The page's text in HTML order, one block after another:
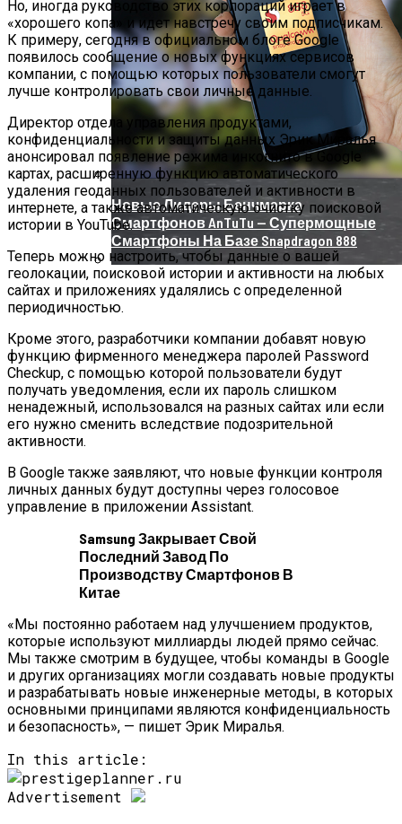
Китай Готовит Путешествие К Луне
Новые Лидеры Бенчмарка
Смартфонов AnTuTu — Супермощные
Смартфоны На Базе Snapdragon 888
Но, иногда руководство этих корпораций играет в
«хорошего копа» и идет навстречу своим подписчикам.
К примеру, сегодня в официальном блоге Google
появилось сообщение о новых функциях сервисов
компании, с помощью которых пользователи смогут
лучше контролировать свои личные данные.
Директор отдела управления продуктами,
конфиденциальности и защиты данных Эрик Миралья
анонсировал появление режима инкогнито в Google
картах, расширенную функцию автоматического
удаления геоданных пользователей и активности в
интернете, а также автоматическую очистку поисковой
истории в YouTube.
Теперь можно настроить, чтобы данные о вашей
геолокации, поисковой истории и активности на любых
сайтах и приложениях удалялись с определенной
периодичностью.
Кроме этого, разработчики компании добавят новую
функцию фирменного менеджера паролей Password
Checkup, с помощью которой пользователи будут
получать уведомления, если их пароль слишком
ненадежный, использовался на разных сайтах или если
его нужно сменить вследствие подозрительной
активности.
В Google также заявляют, что новые функции контроля
личных данных будут доступны через голосовое
управление в приложении Assistant.
Samsung Закрывает Свой
Последний Завод По
Производству Смартфонов В
Китае
«Мы постоянно работаем над улучшением продуктов,
которые используют миллиарды людей прямо сейчас.
Мы также смотрим в будущее, чтобы команды в Google
и других организациях могли создавать новые продукты
и разрабатывать новые инженерные методы, в которых
основными принципами являются конфиденциальность
и безопасность», — пишет Эрик Миралья.
In this article:
Advertisement